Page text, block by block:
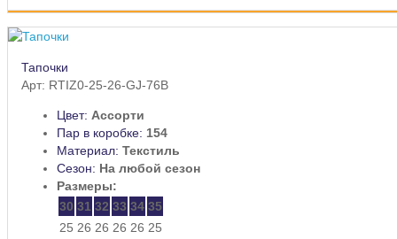
Тапочки
Арт: RTIZ0-25-26-GJ-76B
Цвет: Ассорти
Пар в коробке: 154
Материал: Текстиль
Сезон: На любой сезон
Размеры:
30 31 32 33 34 35
25 26 26 26 26 25